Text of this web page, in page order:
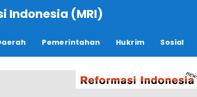
Indonesia (MRI)
Pemerintahan Hukrim Sosial